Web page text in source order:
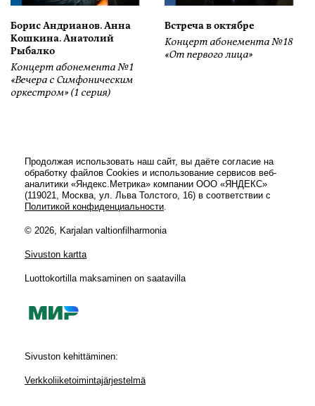
Борис Андрианов. Анна
Кошкина. Анатолий
Рыбалко
Концерт абонемента №1
«Вечера с Симфоническим
оркестром» (1 серия)
Встреча в октябре
Концерт абонемента №18
«От первого лица»
Продолжая использовать наш сайт, вы даёте согласие на
обработку файлов Cookies и использование сервисов веб-
аналитики «Яндекс.Метрика» компании ООО «ЯНДЕКС»
(119021, Москва, ул. Льва Толстого, 16) в соответствии с
Политикой конфиденциальности.
© 2026, Karjalan valtionfilharmonia
Sivuston kartta
Luottokortilla maksaminen on saatavilla
Sivuston kehittäminen:
Verkkoliiketoimintajärjestelmä